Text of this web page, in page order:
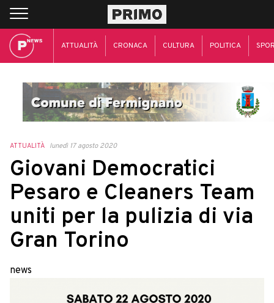
ATTUALITÀ CRONACA CULTURA POLITICA
ATTUALITÀ lunedì 17 agosto 2020
Giovani Democratici
Pesaro e Cleaners Team
uniti per la pulizia di via
Gran Torino
news